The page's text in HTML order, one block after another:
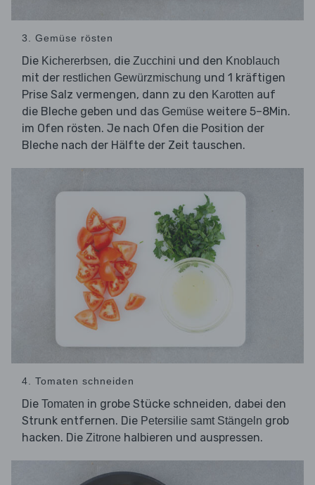
3. Gemüse rösten
Die Kichererbsen, die Zucchini und den Knoblauch
mit der restlichen Gewürzmischung und 1 kräftigen
Prise Salz vermengen, dann zu den Karotten auf
die Bleche geben und das Gemüse weitere 5–8Min.
im Ofen rösten. Je nach Ofen die Position der
Bleche nach der Hälfte der Zeit tauschen.
4. Tomaten schneiden
Die Tomaten in grobe Stücke schneiden, dabei den
Strunk entfernen. Die Petersilie samt Stängeln grob
hacken. Die Zitrone halbieren und auspressen.